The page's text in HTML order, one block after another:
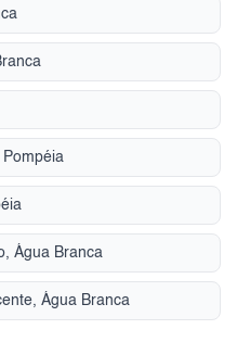
Pompéia
Água Branca
Água Branca